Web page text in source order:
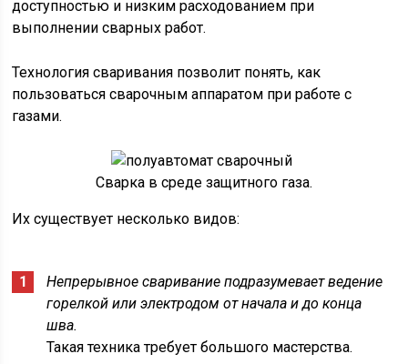
доступностью и низким расходованием при
выполнении сварных работ.
Технология сваривания позволит понять, как
пользоваться сварочным аппаратом при работе с
газами.
Сварка в среде защитного газа.
Их существует несколько видов:
Непрерывное сваривание подразумевает ведение
горелкой или электродом от начала и до конца
шва.
Такая техника требует большого мастерства.